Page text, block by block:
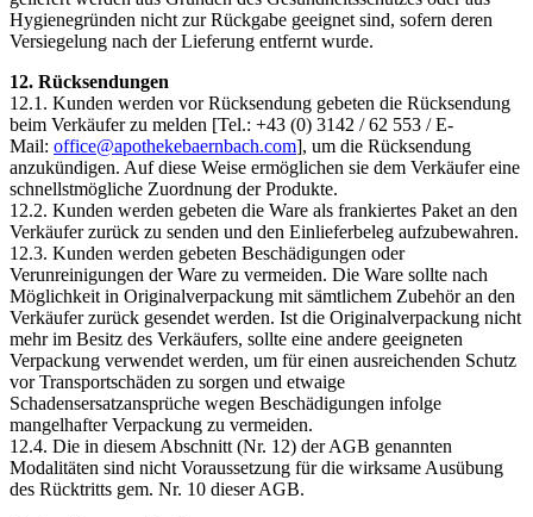
Hygienegründen nicht zur Rückgabe geeignet sind, sofern deren
Versiegelung nach der Lieferung entfernt wurde.
12. Rücksendungen
12.1. Kunden werden vor Rücksendung gebeten die Rücksendung
beim Verkäufer zu melden [Tel.: +43 (0) 3142 / 62 553 / E-
Mail: moc.hcabnreabekehtopa@eciffo], um die Rücksendung
anzukündigen. Auf diese Weise ermöglichen sie dem Verkäufer eine
schnellstmögliche Zuordnung der Produkte.
12.2. Kunden werden gebeten die Ware als frankiertes Paket an den
Verkäufer zurück zu senden und den Einlieferbeleg aufzubewahren.
12.3. Kunden werden gebeten Beschädigungen oder
Verunreinigungen der Ware zu vermeiden. Die Ware sollte nach
Möglichkeit in Originalverpackung mit sämtlichem Zubehör an den
Verkäufer zurück gesendet werden. Ist die Originalverpackung nicht
mehr im Besitz des Verkäufers, sollte eine andere geeigneten
Verpackung verwendet werden, um für einen ausreichenden Schutz
vor Transportschäden zu sorgen und etwaige
Schadensersatzansprüche wegen Beschädigungen infolge
mangelhafter Verpackung zu vermeiden.
12.4. Die in diesem Abschnitt (Nr. 12) der AGB genannten
Modalitäten sind nicht Voraussetzung für die wirksame Ausübung
des Rücktritts gem. Nr. 10 dieser AGB.